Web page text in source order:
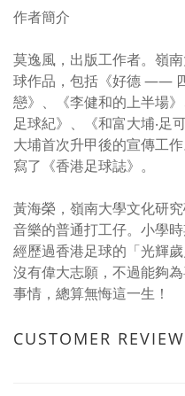
作者簡介
莫逸風，出版工作者。嶺
球作品，包括《好德 ——
戀》、《李健和的上半場
足球紀》、《和富大埔‧足
大埔首次升甲後的宣傳工
寫了《香港足球誌》。
黃海榮，嶺南大學文化研
音樂的普通打工仔。小學
經歷過香港足球的「光輝
沒有偉大志願，不過能夠
事情，總算無悔這一生！
CUSTOMER